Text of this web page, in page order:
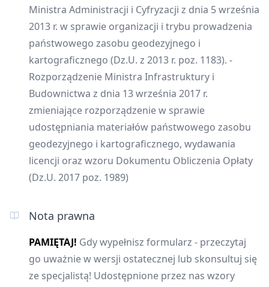
Ministra Administracji i Cyfryzacji z dnia 5 września
2013 r. w sprawie organizacji i trybu prowadzenia
państwowego zasobu geodezyjnego i
kartograficznego (Dz.U. z 2013 r. poz. 1183). -
Rozporządzenie Ministra Infrastruktury i
Budownictwa z dnia 13 września 2017 r.
zmieniające rozporządzenie w sprawie
udostępniania materiałów państwowego zasobu
geodezyjnego i kartograficznego, wydawania
licencji oraz wzoru Dokumentu Obliczenia Opłaty
(Dz.U. 2017 poz. 1989)
Nota prawna
PAMIĘTAJ! Gdy wypełnisz formularz - przeczytaj
go uważnie w wersji ostatecznej lub skonsultuj się
ze specjalistą! Udostępnione przez nas wzory